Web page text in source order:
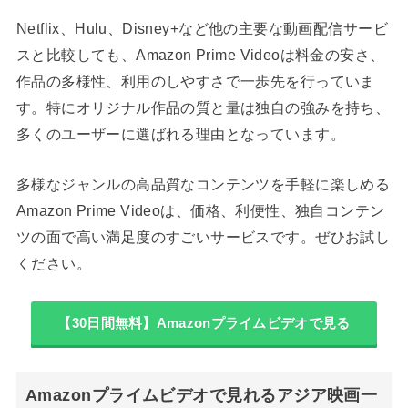
Netflix、Hulu、Disney+など他の主要な動画配信サービ
スと比較しても、Amazon Prime Videoは料金の安さ、
作品の多様性、利用のしやすさで一歩先を行っていま
す。特にオリジナル作品の質と量は独自の強みを持ち、
多くのユーザーに選ばれる理由となっています。
多様なジャンルの高品質なコンテンツを手軽に楽しめる
Amazon Prime Videoは、価格、利便性、独自コンテン
ツの面で高い満足度のすごいサービスです。ぜひお試し
ください。
【30日間無料】Amazonプライムビデオで見る
Amazonプライムビデオで見れるアジア映画一